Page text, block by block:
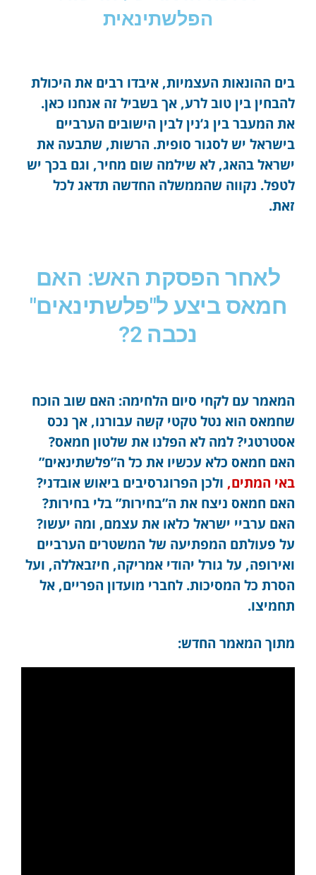
הפלשתינאית
בים ההונאות העצמיות, איבדו רבים את היכולת
להבחין בין טוב לרע, אך בשביל זה אנחנו כאן.
את המעבר בין ג’נין לבין הישובים הערביים
בישראל יש לסגור סופית. הרשות, שתבעה את
ישראל בהאג, לא שילמה שום מחיר, וגם בכך יש
לטפל. נקווה שהממשלה החדשה תדאג לכל
זאת.
לאחר הפסקת האש: האם
חמאס ביצע ל"פלשתינאים"
נכבה 2?
המאמר עם לקחי סיום הלחימה: האם שוב הוכח
שחמאס הוא נטל טקטי קשה עבורנו, אך נכס
אסטרטגי? למה לא הפלנו את שלטון חמאס?
האם חמאס כלא עכשיו את כל ה”פלשתינאים”
באי המתים, ולכן הפרוגרסיבים ביאוש אובדני?
האם חמאס ניצח את ה”בחירות” בלי בחירות?
האם ערביי ישראל כלאו את עצמם, ומה יעשו?
על פעולתם המפתיעה של המשטרים הערביים
ואירופה, על גורל יהודי אמריקה, חיזבאללה, ועל
הסרת כל המסיכות. לחברי מועדון הפריים, אל
תחמיצו.
מתוך המאמר החדש: